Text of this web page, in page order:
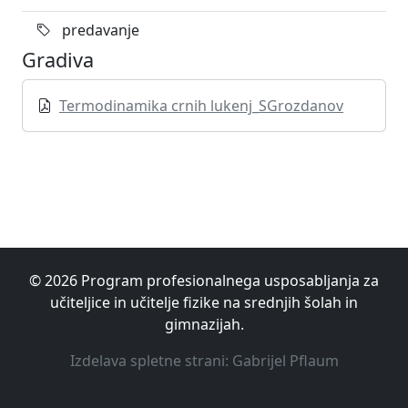
predavanje
Gradiva
Termodinamika crnih lukenj_SGrozdanov
© 2026 Program profesionalnega usposabljanja za
učiteljice in učitelje fizike na srednjih šolah in
gimnazijah.
Izdelava spletne strani: Gabrijel Pflaum